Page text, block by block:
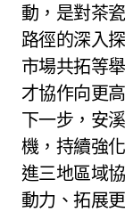
動，是對茶
路徑的深入
市場共拓等
才協作向更
下一步，安
機，持續強
進三地區域
動力、拓展